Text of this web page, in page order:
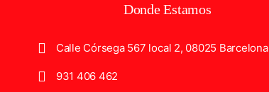
Donde Estamos
Calle Córsega 567 local 2, 08025 Barcelona
931 406 462